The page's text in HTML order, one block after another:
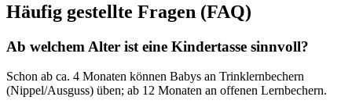
Häufig gestellte Fragen (FAQ)
Ab welchem Alter ist eine Kindertasse sinnvoll?
Schon ab ca. 4 Monaten können Babys an Trinklernbechern
(Nippel/Ausguss) üben; ab 12 Monaten an offenen Lernbechern.